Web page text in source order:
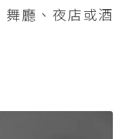
廳、夜店或酒